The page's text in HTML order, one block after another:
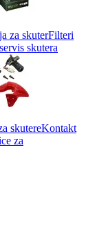
za skuterFilteri
skutera
skutereKontakt
za